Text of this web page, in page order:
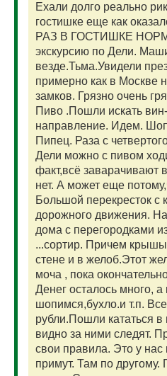
Ехали долго реально
гостишке еще как
РАЗ В ГОСТИШКЕ
экскурсию по Дели.
везде.Тьма.Увидели
примерно как в Москве
замков. Грязно очень
Пиво .Пошли искать
направление. Идем.
Пипец. Раза с
Дели можно с пивом
факт,всё заварачивают
нет. А может еще
Большой перекресток с
дорожного движения. На
дома с перегородками
...сортир. Причем крышы
стене и в желоб.Этот
моча , пока
Денег осталось много,
шопимся,бухло.и т.п.
рубли.Пошли кататься
видно за ними следят.
свои правила. Это у
примут. Там по другому.